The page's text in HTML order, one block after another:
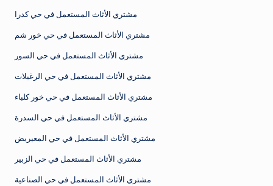
مشتري الأثاث المستعمل في حي كدرا
مشتري الأثاث المستعمل في حي خور شم
مشتري الأثاث المستعمل في حي السور
مشتري الأثاث المستعمل في حي الرغيلات
مشتري الأثاث المستعمل في حي خور كلباء
مشتري الأثاث المستعمل في حي السدرة
مشتري الأثاث المستعمل في حي المعيريض
مشتري الأثاث المستعمل في حي الزبير
مشتري الأثاث المستعمل في حي الصناعية